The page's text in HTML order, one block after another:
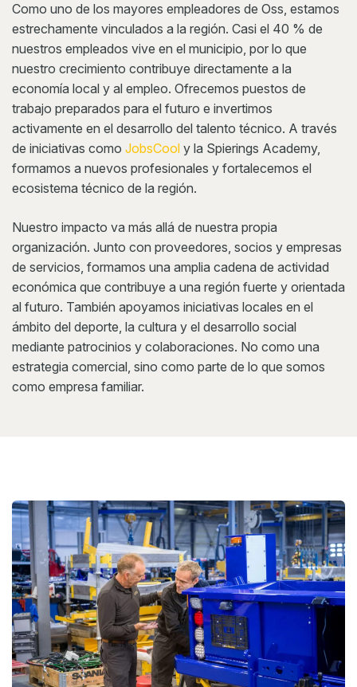
Como uno de los mayores empleadores de Oss, estamos
estrechamente vinculados a la región. Casi el 40 % de
nuestros empleados vive en el municipio, por lo que
nuestro crecimiento contribuye directamente a la
economía local y al empleo. Ofrecemos puestos de
trabajo preparados para el futuro e invertimos
activamente en el desarrollo del talento técnico. A través
de iniciativas como JobsCool y la Spierings Academy,
formamos a nuevos profesionales y fortalecemos el
ecosistema técnico de la región.
Nuestro impacto va más allá de nuestra propia
organización. Junto con proveedores, socios y empresas
de servicios, formamos una amplia cadena de actividad
económica que contribuye a una región fuerte y orientada
al futuro. También apoyamos iniciativas locales en el
ámbito del deporte, la cultura y el desarrollo social
mediante patrocinios y colaboraciones. No como una
estrategia comercial, sino como parte de lo que somos
como empresa familiar.